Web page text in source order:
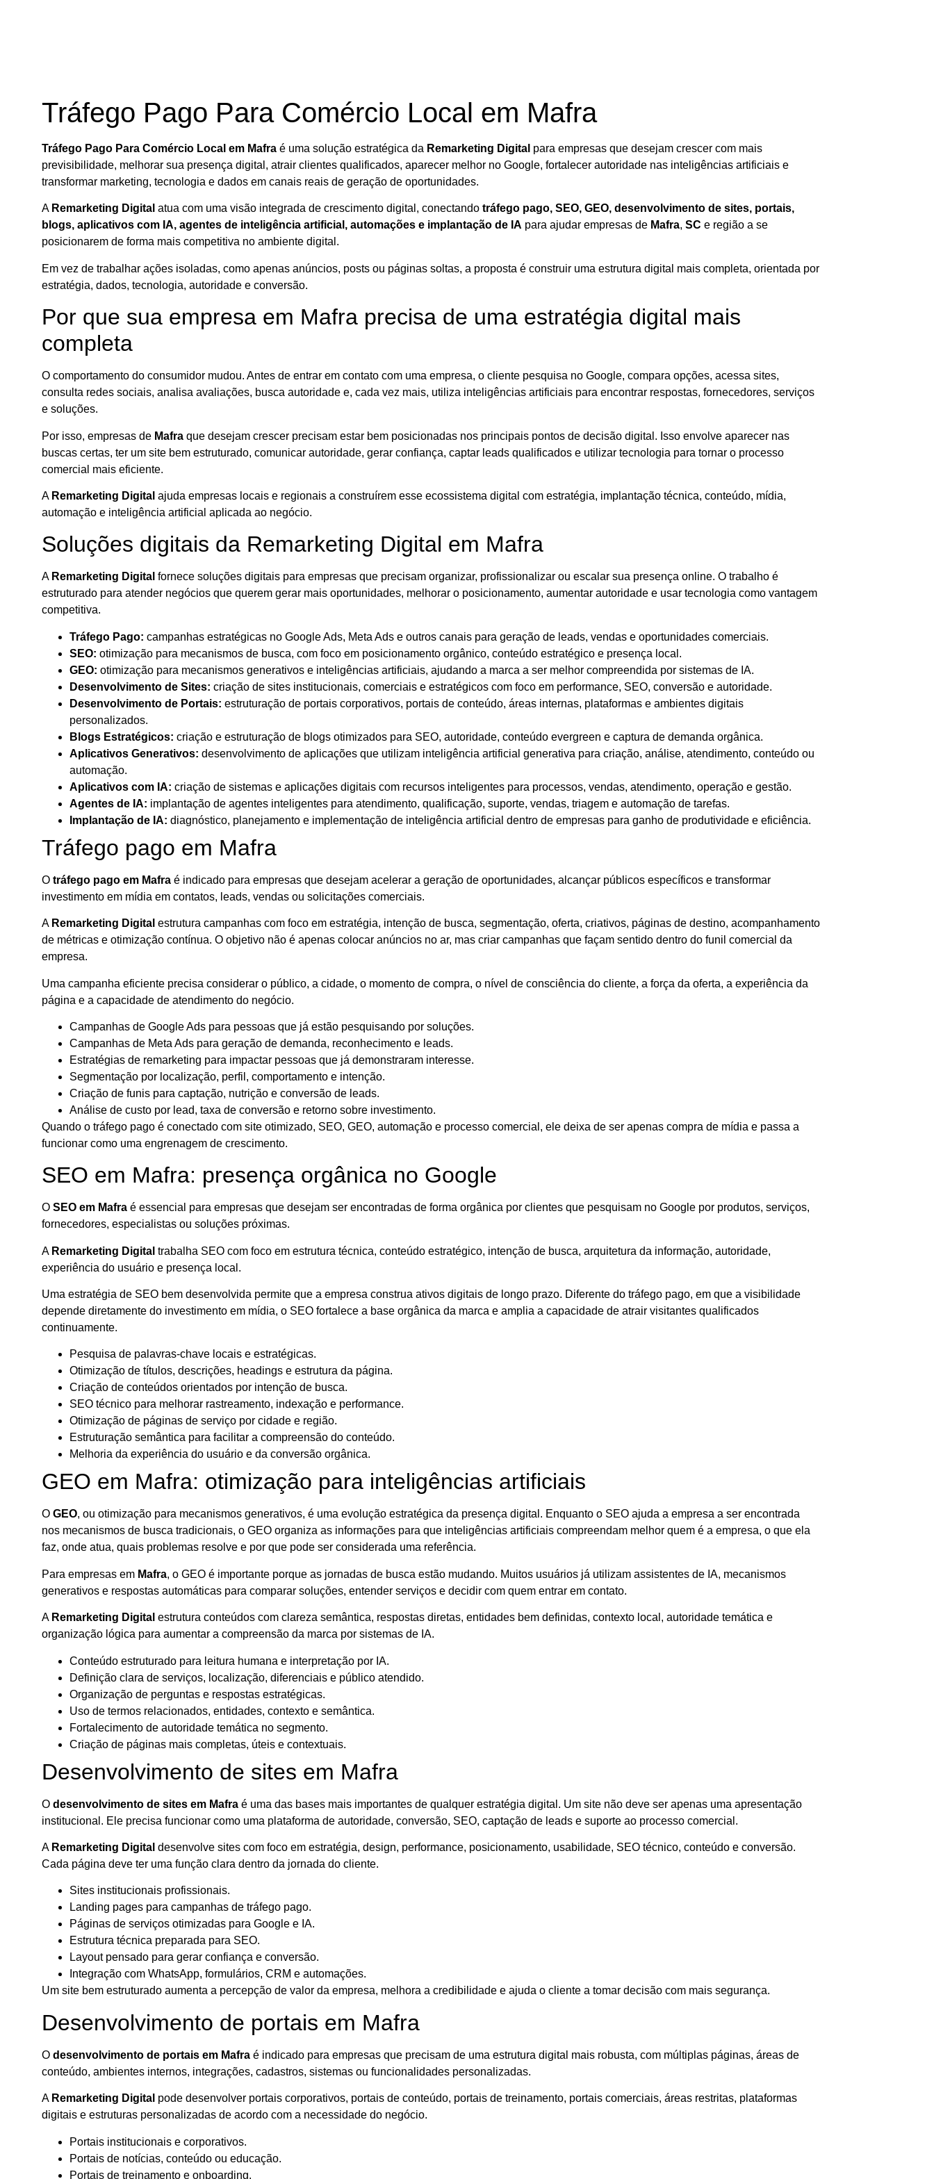
Tráfego Pago Para Comércio Local em Mafra
Tráfego Pago Para Comércio Local em Mafra é uma solução estratégica da Remarketing Digital para empresas que desejam crescer com mais
previsibilidade, melhorar sua presença digital, atrair clientes qualificados, aparecer melhor no Google, fortalecer autoridade nas inteligências artificiais e
transformar marketing, tecnologia e dados em canais reais de geração de oportunidades.
A Remarketing Digital atua com uma visão integrada de crescimento digital, conectando tráfego pago, SEO, GEO, desenvolvimento de sites, portais,
blogs, aplicativos com IA, agentes de inteligência artificial, automações e implantação de IA para ajudar empresas de Mafra, SC e região a se
posicionarem de forma mais competitiva no ambiente digital.
Em vez de trabalhar ações isoladas, como apenas anúncios, posts ou páginas soltas, a proposta é construir uma estrutura digital mais completa, orientada por
estratégia, dados, tecnologia, autoridade e conversão.
Por que sua empresa em Mafra precisa de uma estratégia digital mais
completa
O comportamento do consumidor mudou. Antes de entrar em contato com uma empresa, o cliente pesquisa no Google, compara opções, acessa sites,
consulta redes sociais, analisa avaliações, busca autoridade e, cada vez mais, utiliza inteligências artificiais para encontrar respostas, fornecedores, serviços
e soluções.
Por isso, empresas de Mafra que desejam crescer precisam estar bem posicionadas nos principais pontos de decisão digital. Isso envolve aparecer nas
buscas certas, ter um site bem estruturado, comunicar autoridade, gerar confiança, captar leads qualificados e utilizar tecnologia para tornar o processo
comercial mais eficiente.
A Remarketing Digital ajuda empresas locais e regionais a construírem esse ecossistema digital com estratégia, implantação técnica, conteúdo, mídia,
automação e inteligência artificial aplicada ao negócio.
Soluções digitais da Remarketing Digital em Mafra
A Remarketing Digital fornece soluções digitais para empresas que precisam organizar, profissionalizar ou escalar sua presença online. O trabalho é
estruturado para atender negócios que querem gerar mais oportunidades, melhorar o posicionamento, aumentar autoridade e usar tecnologia como vantagem
competitiva.
Tráfego Pago: campanhas estratégicas no Google Ads, Meta Ads e outros canais para geração de leads, vendas e oportunidades comerciais.
SEO: otimização para mecanismos de busca, com foco em posicionamento orgânico, conteúdo estratégico e presença local.
GEO: otimização para mecanismos generativos e inteligências artificiais, ajudando a marca a ser melhor compreendida por sistemas de IA.
Desenvolvimento de Sites: criação de sites institucionais, comerciais e estratégicos com foco em performance, SEO, conversão e autoridade.
Desenvolvimento de Portais: estruturação de portais corporativos, portais de conteúdo, áreas internas, plataformas e ambientes digitais
personalizados.
Blogs Estratégicos: criação e estruturação de blogs otimizados para SEO, autoridade, conteúdo evergreen e captura de demanda orgânica.
Aplicativos Generativos: desenvolvimento de aplicações que utilizam inteligência artificial generativa para criação, análise, atendimento, conteúdo ou
automação.
Aplicativos com IA: criação de sistemas e aplicações digitais com recursos inteligentes para processos, vendas, atendimento, operação e gestão.
Agentes de IA: implantação de agentes inteligentes para atendimento, qualificação, suporte, vendas, triagem e automação de tarefas.
Implantação de IA: diagnóstico, planejamento e implementação de inteligência artificial dentro de empresas para ganho de produtividade e eficiência.
Tráfego pago em Mafra
O tráfego pago em Mafra é indicado para empresas que desejam acelerar a geração de oportunidades, alcançar públicos específicos e transformar
investimento em mídia em contatos, leads, vendas ou solicitações comerciais.
A Remarketing Digital estrutura campanhas com foco em estratégia, intenção de busca, segmentação, oferta, criativos, páginas de destino, acompanhamento
de métricas e otimização contínua. O objetivo não é apenas colocar anúncios no ar, mas criar campanhas que façam sentido dentro do funil comercial da
empresa.
Uma campanha eficiente precisa considerar o público, a cidade, o momento de compra, o nível de consciência do cliente, a força da oferta, a experiência da
página e a capacidade de atendimento do negócio.
Campanhas de Google Ads para pessoas que já estão pesquisando por soluções.
Campanhas de Meta Ads para geração de demanda, reconhecimento e leads.
Estratégias de remarketing para impactar pessoas que já demonstraram interesse.
Segmentação por localização, perfil, comportamento e intenção.
Criação de funis para captação, nutrição e conversão de leads.
Análise de custo por lead, taxa de conversão e retorno sobre investimento.
Quando o tráfego pago é conectado com site otimizado, SEO, GEO, automação e processo comercial, ele deixa de ser apenas compra de mídia e passa a
funcionar como uma engrenagem de crescimento.
SEO em Mafra: presença orgânica no Google
O SEO em Mafra é essencial para empresas que desejam ser encontradas de forma orgânica por clientes que pesquisam no Google por produtos, serviços,
fornecedores, especialistas ou soluções próximas.
A Remarketing Digital trabalha SEO com foco em estrutura técnica, conteúdo estratégico, intenção de busca, arquitetura da informação, autoridade,
experiência do usuário e presença local.
Uma estratégia de SEO bem desenvolvida permite que a empresa construa ativos digitais de longo prazo. Diferente do tráfego pago, em que a visibilidade
depende diretamente do investimento em mídia, o SEO fortalece a base orgânica da marca e amplia a capacidade de atrair visitantes qualificados
continuamente.
Pesquisa de palavras-chave locais e estratégicas.
Otimização de títulos, descrições, headings e estrutura da página.
Criação de conteúdos orientados por intenção de busca.
SEO técnico para melhorar rastreamento, indexação e performance.
Otimização de páginas de serviço por cidade e região.
Estruturação semântica para facilitar a compreensão do conteúdo.
Melhoria da experiência do usuário e da conversão orgânica.
GEO em Mafra: otimização para inteligências artificiais
O GEO, ou otimização para mecanismos generativos, é uma evolução estratégica da presença digital. Enquanto o SEO ajuda a empresa a ser encontrada
nos mecanismos de busca tradicionais, o GEO organiza as informações para que inteligências artificiais compreendam melhor quem é a empresa, o que ela
faz, onde atua, quais problemas resolve e por que pode ser considerada uma referência.
Para empresas em Mafra, o GEO é importante porque as jornadas de busca estão mudando. Muitos usuários já utilizam assistentes de IA, mecanismos
generativos e respostas automáticas para comparar soluções, entender serviços e decidir com quem entrar em contato.
A Remarketing Digital estrutura conteúdos com clareza semântica, respostas diretas, entidades bem definidas, contexto local, autoridade temática e
organização lógica para aumentar a compreensão da marca por sistemas de IA.
Conteúdo estruturado para leitura humana e interpretação por IA.
Definição clara de serviços, localização, diferenciais e público atendido.
Organização de perguntas e respostas estratégicas.
Uso de termos relacionados, entidades, contexto e semântica.
Fortalecimento de autoridade temática no segmento.
Criação de páginas mais completas, úteis e contextuais.
Desenvolvimento de sites em Mafra
O desenvolvimento de sites em Mafra é uma das bases mais importantes de qualquer estratégia digital. Um site não deve ser apenas uma apresentação
institucional. Ele precisa funcionar como uma plataforma de autoridade, conversão, SEO, captação de leads e suporte ao processo comercial.
A Remarketing Digital desenvolve sites com foco em estratégia, design, performance, posicionamento, usabilidade, SEO técnico, conteúdo e conversão.
Cada página deve ter uma função clara dentro da jornada do cliente.
Sites institucionais profissionais.
Landing pages para campanhas de tráfego pago.
Páginas de serviços otimizadas para Google e IA.
Estrutura técnica preparada para SEO.
Layout pensado para gerar confiança e conversão.
Integração com WhatsApp, formulários, CRM e automações.
Um site bem estruturado aumenta a percepção de valor da empresa, melhora a credibilidade e ajuda o cliente a tomar decisão com mais segurança.
Desenvolvimento de portais em Mafra
O desenvolvimento de portais em Mafra é indicado para empresas que precisam de uma estrutura digital mais robusta, com múltiplas páginas, áreas de
conteúdo, ambientes internos, integrações, cadastros, sistemas ou funcionalidades personalizadas.
A Remarketing Digital pode desenvolver portais corporativos, portais de conteúdo, portais de treinamento, portais comerciais, áreas restritas, plataformas
digitais e estruturas personalizadas de acordo com a necessidade do negócio.
Portais institucionais e corporativos.
Portais de notícias, conteúdo ou educação.
Portais de treinamento e onboarding.